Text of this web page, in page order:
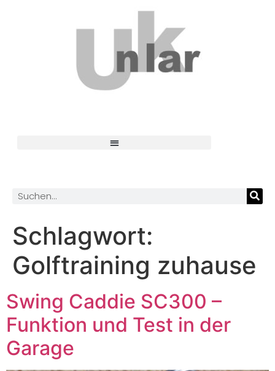
Schlagwort:
Golftraining zuhause
Swing Caddie SC300 –
Funktion und Test in der
Garage